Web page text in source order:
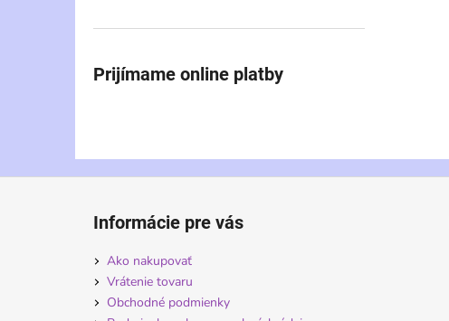
Prijímame online platby
Informácie pre vás
Ako nakupovať
Vrátenie tovaru
Obchodné podmienky